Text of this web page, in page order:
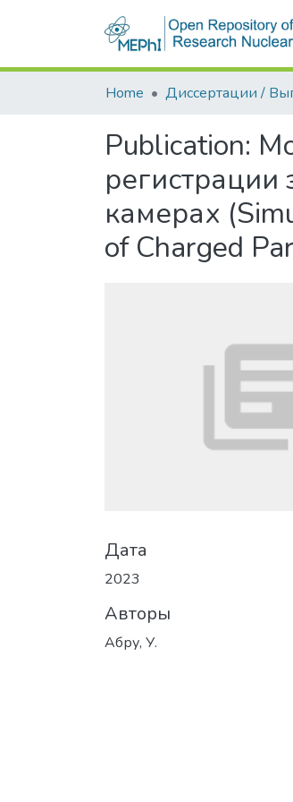
Home
Publication:
камерах
of Charged
Дата
2023
Авторы
Абру, У.